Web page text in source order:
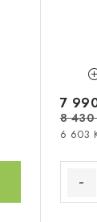
6 603
7
8 430